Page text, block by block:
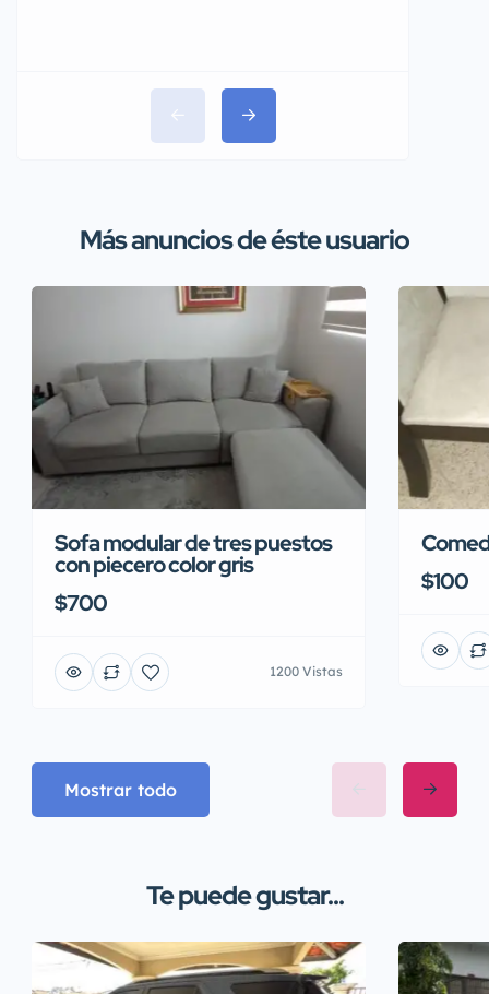
Más anuncios de éste usuario
Sofa modular de tres puestos
con piecero color gris
$700
1200 Vistas
$100
Mostrar todo
Te puede gustar...